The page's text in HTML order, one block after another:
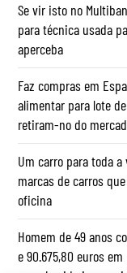
Se vir isto no
para técnica usada
aperceba
Faz compras em
alimentar para lote
retiram-no do
Um carro para toda
marcas de carros
oficina
Homem de 49 anos
e 90.675,80 euros